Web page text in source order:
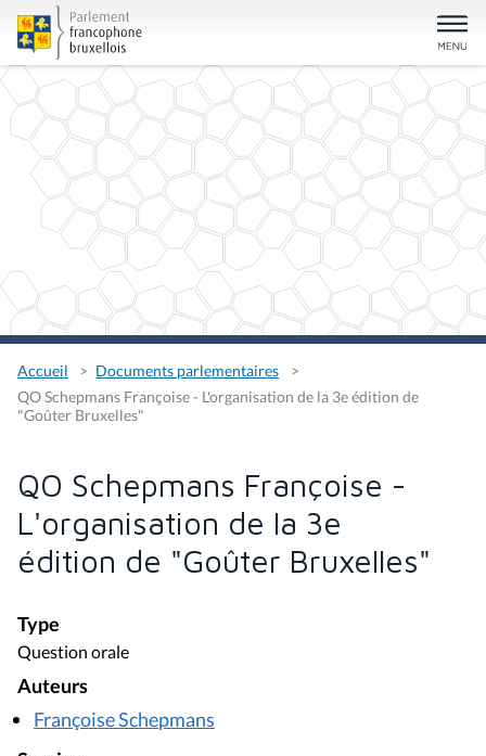
Accueil
Documents parlementaires
QO Schepmans Françoise - L'organisation de la 3e édition de
"Goûter Bruxelles"
QO Schepmans Françoise -
L'organisation de la 3e
édition de "Goûter Bruxelles"
Type
Question orale
Auteurs
Françoise Schepmans